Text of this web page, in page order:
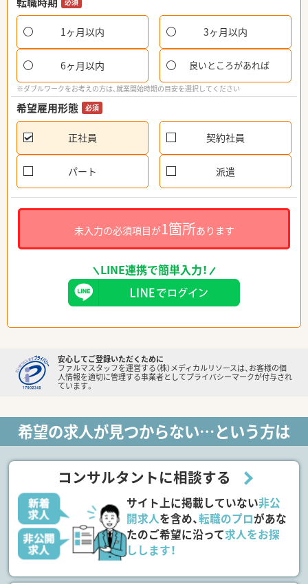
1ヶ月以内 3ヶ月以内
6ヶ月以内 良いところがあれば
※ダブルワークをお考えの方は、就業開始時期の目安を選択してください
希望雇用形態 必須
正社員 契約社員
パート 派遣
未入力の必須項目が1箇所あります
LINE連携で簡単入力！
安心してご登録いただくために
ファルマスタッフを運営する（株）メディカルリソースは、お客様の個
人情報を適切に管理する事業者としてプライバシーマークが付与され
ています。
希望の求人が見つからない…という方は
コンサルタントに相談する
サイト上に掲載していない非公
開求人を含め、転職のプロがあな
たのご希望に沿って求人をお探
しします！